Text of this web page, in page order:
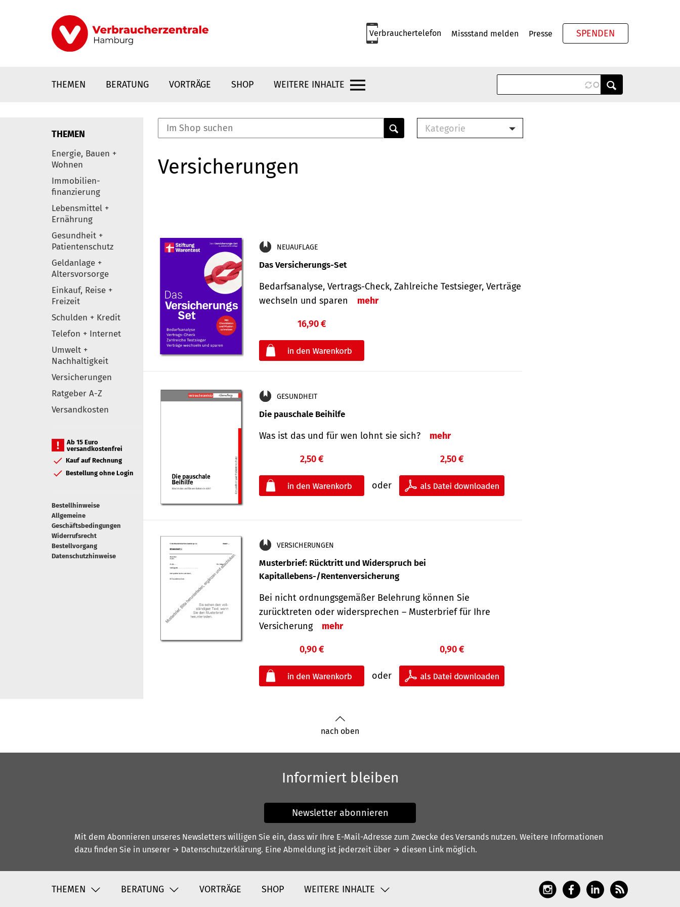
Verbrauchertelefon Missstand melden Presse SPENDEN
THEMEN BERATUNG VORTRÄGE SHOP WEITERE INHALTE
Elemente
THEMEN
Energie, Bauen +
Wohnen
Immobilien-
finanzierung
Lebensmittel +
Ernährung
Gesundheit +
Patientenschutz
Geldanlage +
Altersvorsorge
Einkauf, Reise +
Freizeit
Schulden + Kredit
Telefon + Internet
Umwelt +
Nachhaltigkeit
Versicherungen
Ratgeber A-Z
Versandkosten
Ab 15 Euro
versandkostenfrei
Kauf auf Rechnung
Bestellung ohne Login
Bestellhinweise
Allgemeine
Geschäftsbedingungen
Widerrufsrecht
Bestellvorgang
Datenschutzhinweise
Kategorie
Versicherungen
NEUAUFLAGE
Das Versicherungs-Set
Bedarfsanalyse, Vertrags-Check, Zahlreiche Testsieger, Verträge
wechseln und sparen
mehr
16,90 €
GESUNDHEIT
Die pauschale Beihilfe
Was ist das und für wen lohnt sie sich? mehr
2,50 €
oder
2,50 €
VERSICHERUNGEN
Musterbrief: Rücktritt und Widerspruch bei
Kapitallebens-/Rentenversicherung
Bei nicht ordnungsgemäßer Belehrung können Sie
zurücktreten oder widersprechen – Musterbrief für Ihre
Versicherung
mehr
0,90 €
oder
0,90 €
nach oben
Informiert bleiben
Newsletter abonnieren
Mit dem Abonnieren unseres Newsletters willigen Sie ein, dass wir Ihre E-Mail-Adresse zum Zwecke des Versands nutzen. Weitere Informationen
dazu finden Sie in unserer → Datenschutzerklärung. Eine Abmeldung ist jederzeit über → diesen Link möglich.
THEMEN BERATUNG VORTRÄGE SHOP WEITERE INHALTE